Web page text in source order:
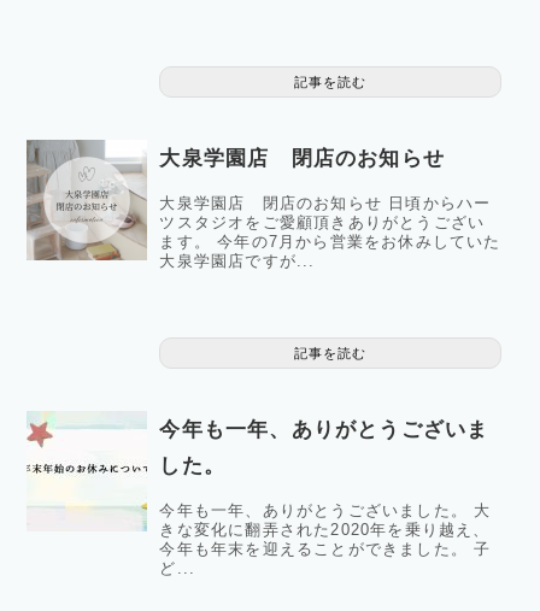
記事を読む
大泉学園店 閉店のお知らせ
大泉学園店 閉店のお知らせ 日頃からハー
ツスタジオをご愛顧頂きありがとうござい
ます。 今年の7月から営業をお休みしていた
大泉学園店ですが...
記事を読む
今年も一年、ありがとうございま
した。
今年も一年、ありがとうございました。 大
きな変化に翻弄された2020年を乗り越え、
今年も年末を迎えることができました。 子
ど...